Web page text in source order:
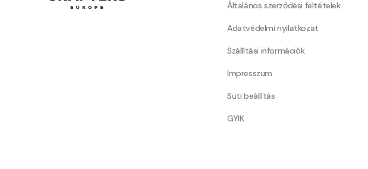
Általános szerződési feltételek
Adatvédelmi nyilatkozat
Szállítási információk
Impresszum
Süti beállítás
GYIK